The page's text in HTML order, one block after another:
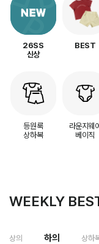
26SS
신상
BEST
등원룩
상하복
라운지웨
베이직
WEEKLY
상의 하의 상하